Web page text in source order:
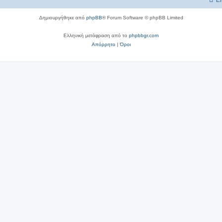
Δημιουργήθηκε από phpBB® Forum Software © phpBB Limited
Ελληνική μετάφραση από το phpbbgr.com
Απόρρητο|Όροι